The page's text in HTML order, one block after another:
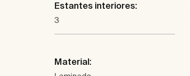
Estantes interiores:
3
Material: